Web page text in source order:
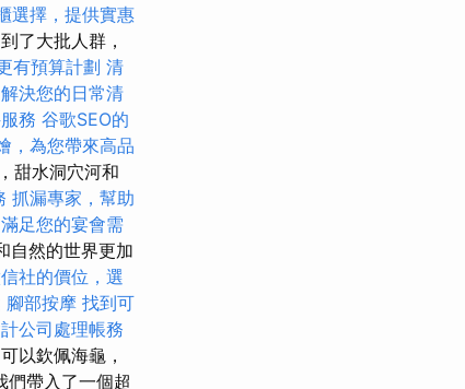
選擇，提供實惠
了大批人群，
有預算計劃 清
決您的日常清
務 谷歌SEO的
，為您帶來高品
甜水洞穴河和
抓漏專家，幫助
足您的宴會需
自然的世界更加
社的價位，選
腳部按摩 找到可
公司處理帳務
以欽佩海龜，
帶入了一個超